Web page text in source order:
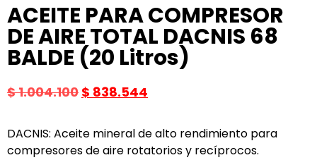
ACEITE PARA COMPRESOR
DE AIRE TOTAL DACNIS 68
BALDE (20 Litros)
$1.004.100 $ 838.544
DACNIS: Aceite mineral de alto rendimiento para
compresores de aire rotatorios y recíprocos.